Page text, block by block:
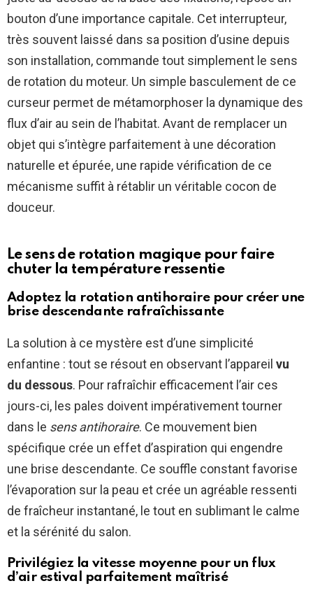
bouton d’une importance capitale. Cet interrupteur,
très souvent laissé dans sa position d’usine depuis
son installation, commande tout simplement le sens
de rotation du moteur. Un simple basculement de ce
curseur permet de métamorphoser la dynamique des
flux d’air au sein de l’habitat. Avant de remplacer un
objet qui s’intègre parfaitement à une décoration
naturelle et épurée, une rapide vérification de ce
mécanisme suffit à rétablir un véritable cocon de
douceur.
Le sens de rotation magique pour faire
chuter la température ressentie
Adoptez la rotation antihoraire pour créer une
brise descendante rafraîchissante
La solution à ce mystère est d’une simplicité
enfantine : tout se résout en observant l’appareil vu
du dessous. Pour rafraîchir efficacement l’air ces
jours-ci, les pales doivent impérativement tourner
dans le sens antihoraire. Ce mouvement bien
spécifique crée un effet d’aspiration qui engendre
une brise descendante. Ce souffle constant favorise
l’évaporation sur la peau et crée un agréable ressenti
de fraîcheur instantané, le tout en sublimant le calme
et la sérénité du salon.
Privilégiez la vitesse moyenne pour un flux
d’air estival parfaitement maîtrisé